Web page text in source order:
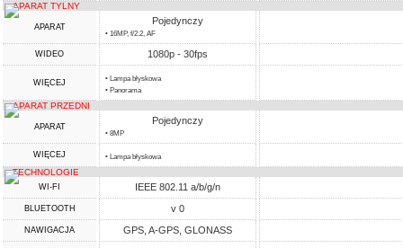
APARAT TYLNY
APARAT
Pojedynczy
• 16MP, f/2.2, AF
WIDEO 1080p - 30fps
WIĘCEJ
• Lampa błyskowa
• Panorama
APARAT PRZEDNI
APARAT
Pojedynczy
• 8MP
WIĘCEJ • Lampa błyskowa
TECHNOLOGIE
WI-FI IEEE 802.11 a/b/g/n
BLUETOOTH v 0
NAWIGACJA GPS, A-GPS, GLONASS